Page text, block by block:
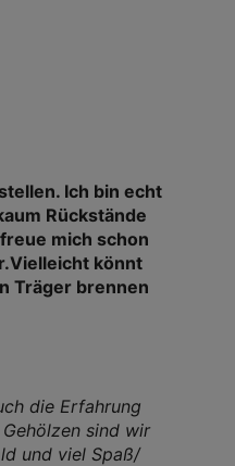
Ich bin echt
Rückstände
mich schon
könnt
Träger brennen
die Erfahrung
sind wir
und viel Spaß/